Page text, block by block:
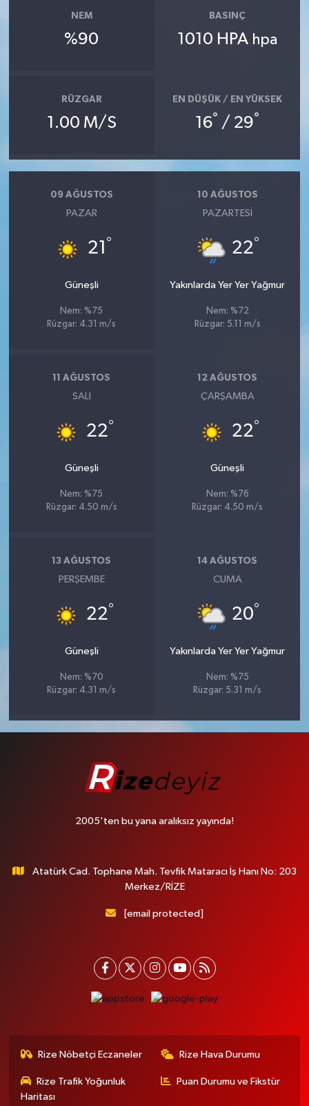
NEM
%90
BASINÇ
1010 HPA hpa
RÜZGAR
1.00 M/S
EN DÜŞÜK / EN YÜKSEK
16° / 29°
09 AĞUSTOS
PAZAR
21 °
Güneşli
Nem: %75
Rüzgar: 4.31 m/s
10 AĞUSTOS
PAZARTESI
22°
Yakınlarda Yer Yer Yağmur
Nem: %72
Rüzgar: 5.11 m/s
11 AĞUSTOS
SALI
22°
Güneşli
Nem: %75
Rüzgar: 4.50 m/s
12 AĞUSTOS
ÇARŞAMBA
22°
Güneşli
Nem: %76
Rüzgar: 4.50 m/s
13 AĞUSTOS
PERŞEMBE
22°
Güneşli
Nem: %70
Rüzgar: 4.31 m/s
14 AĞUSTOS
CUMA
20°
Yakınlarda Yer Yer Yağmur
Nem: %75
Rüzgar: 5.31 m/s
2005'ten bu yana aralıksız yayında!
Atatürk Cad. Tophane Mah. Tevfik Mataracı İş Hanı No: 203
Merkez/RİZE
[email protected]
Rize Nöbetçi Eczaneler Rize Hava Durumu
Rize Trafik Yoğunluk
Haritası
Puan Durumu ve Fikstür